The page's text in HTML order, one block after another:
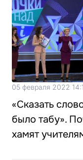
05 февраля 2022
«Сказать
было табу».
хамят